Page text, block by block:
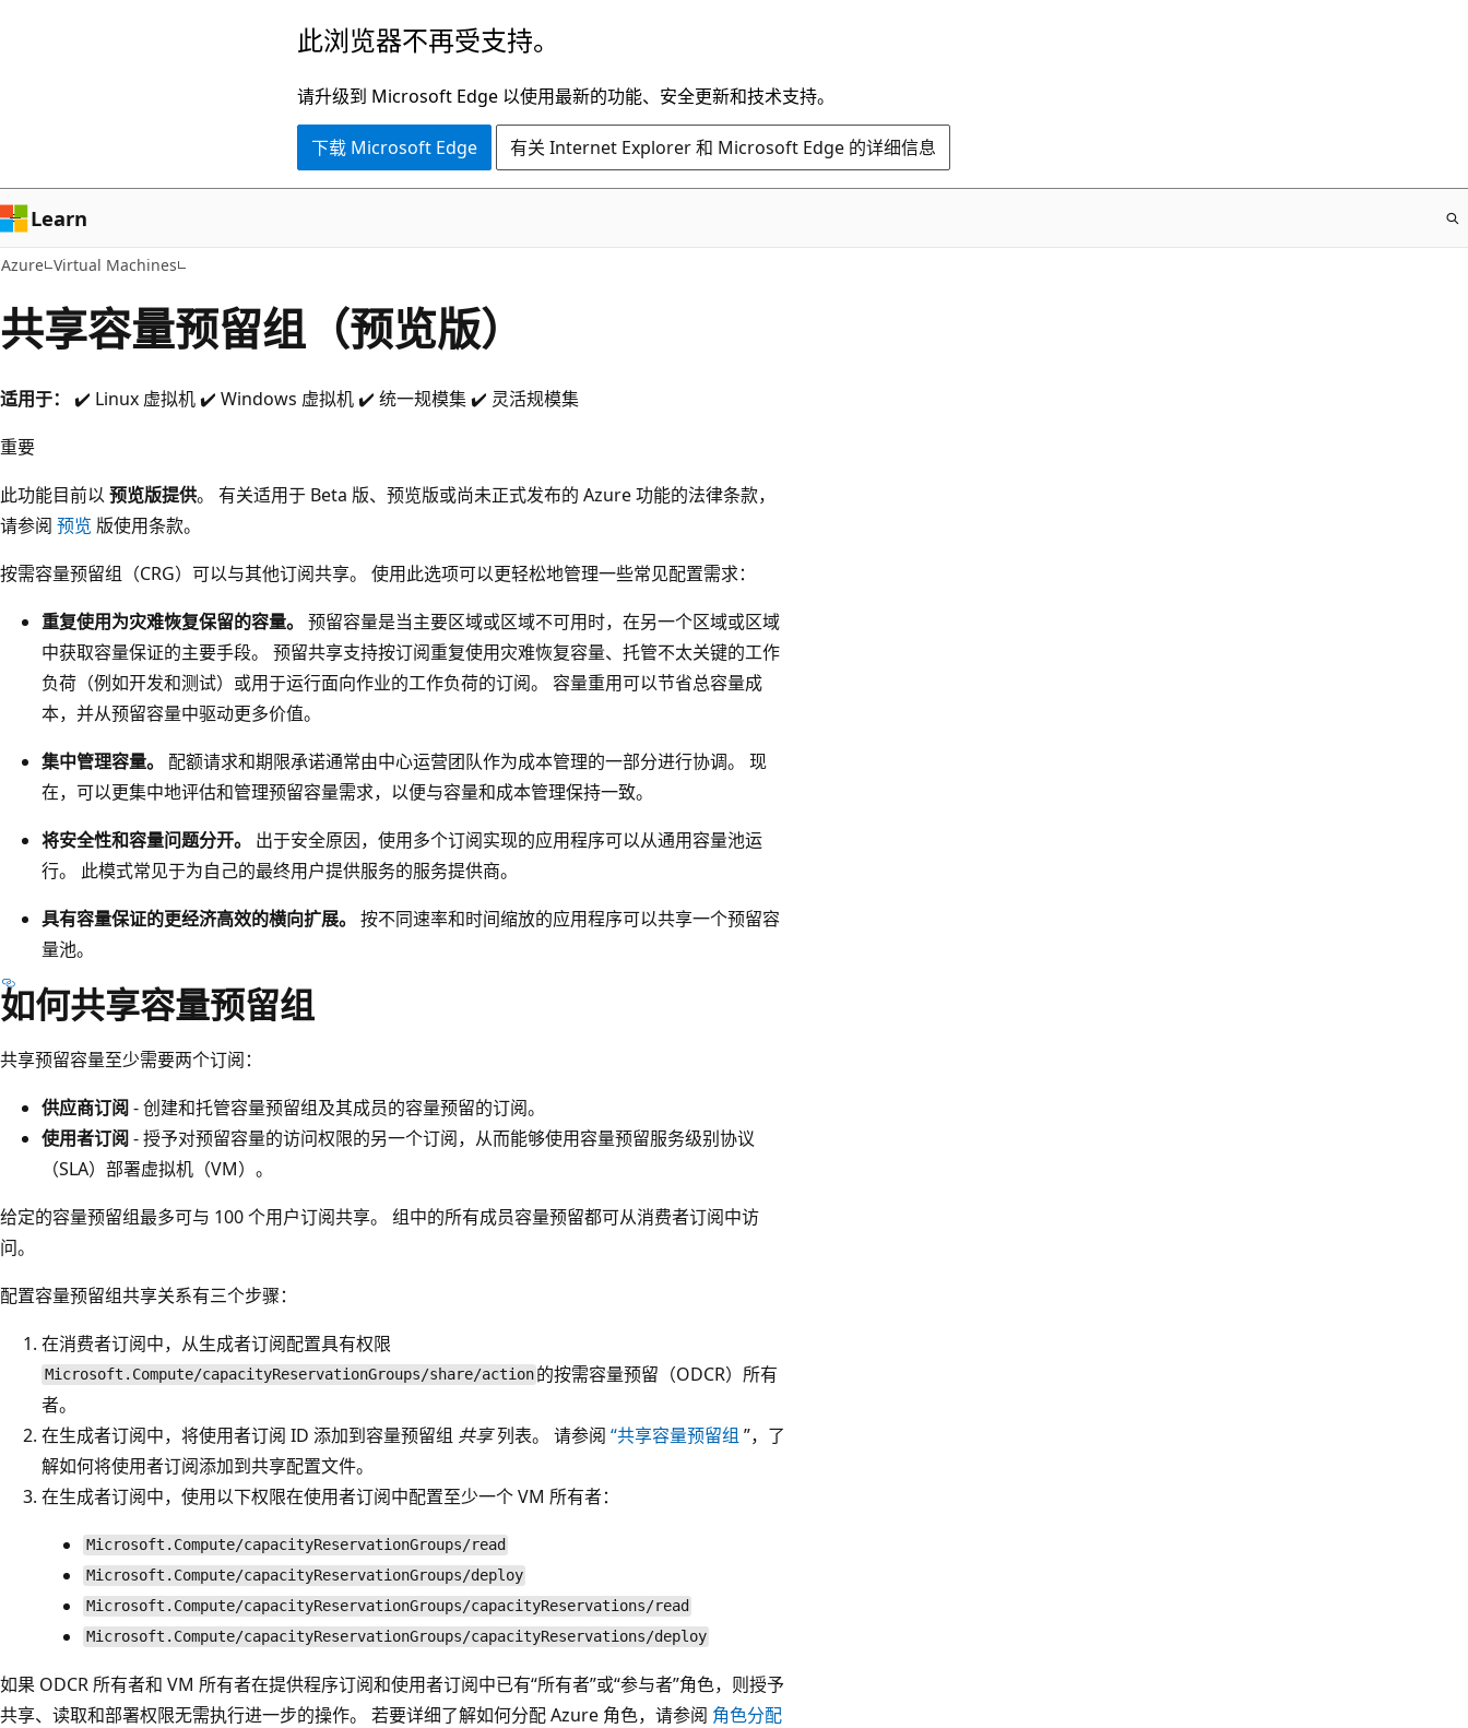
容
此浏览器不再受支持。
请升级到 Microsoft Edge 以使用最新的功能、安全更新和技术支持。
下载 Microsoft Edge 有关 Internet Explorer 和 Microsoft Edge 的详细信息
Learn
Azure Virtual Machines
共享容量预留组（预览版）
适用于：
✔️ Linux 虚拟机 ✔️ Windows 虚拟机 ✔️ 统一规模集 ✔️ 灵活规模集
重要
此功能目前以 预览版提供。 有关适用于 Beta 版、预览版或尚未正式发布的 Azure 功能的法律条款，
请参阅 预览 版使用条款。
按需容量预留组（CRG）可以与其他订阅共享。 使用此选项可以更轻松地管理一些常见配置需求：
重复使用为灾难恢复保留的容量。 预留容量是当主要区域或区域不可用时，在另一个区域或区域
中获取容量保证的主要手段。 预留共享支持按订阅重复使用灾难恢复容量、托管不太关键的工作
负荷（例如开发和测试）或用于运行面向作业的工作负荷的订阅。 容量重用可以节省总容量成
本，并从预留容量中驱动更多价值。
集中管理容量。
配额请求和期限承诺通常由中心运营团队作为成本管理的一部分进行协调。 现
在，可以更集中地评估和管理预留容量需求，以便与容量和成本管理保持一致。
将安全性和容量问题分开。
出于安全原因，使用多个订阅实现的应用程序可以从通用容量池运
行。 此模式常见于为自己的最终用户提供服务的服务提供商。
具有容量保证的更经济高效的横向扩展。 按不同速率和时间缩放的应用程序可以共享一个预留容
量池。
如何共享容量预留组
共享预留容量至少需要两个订阅：
供应商订阅- 创建和托管容量预留组及其成员的容量预留的订阅。
使用者订阅- 授予对预留容量的访问权限的另一个订阅，从而能够使用容量预留服务级别协议
（SLA）部署虚拟机（VM）。
给定的容量预留组最多可与 100 个用户订阅共享。 组中的所有成员容量预留都可从消费者订阅中访
问。
配置容量预留组共享关系有三个步骤：
在消费者订阅中，从生成者订阅配置具有权限
Microsoft.Compute/capacityReservationGroups/share/action 的按需容量预留（ODCR）所有
者。
在生成者订阅中，将使用者订阅 ID 添加到容量预留组 共享列表。 请参阅 “共享容量预留组 ”，了
解如何将使用者订阅添加到共享配置文件。
在生成者订阅中，使用以下权限在使用者订阅中配置至少一个 VM 所有者：
Microsoft.Compute/capacityReservationGroups/read
Microsoft.Compute/capacityReservationGroups/deploy
Microsoft.Compute/capacityReservationGroups/capacityReservations/read
Microsoft.Compute/capacityReservationGroups/capacityReservations/deploy
如果 ODCR 所有者和 VM 所有者在提供程序订阅和使用者订阅中已有“所有者”或“参与者”角色，则授予
共享、读取和部署权限无需执行进一步的操作。 若要详细了解如何分配 Azure 角色，请参阅 角色分配